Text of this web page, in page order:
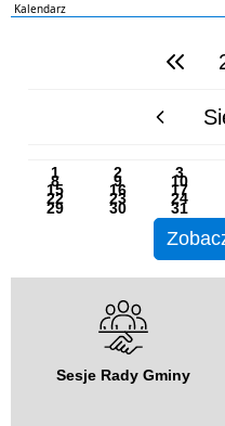
Kalendarz
poprzedni
poprzedni
1 2 3
8 9 10
15 16 17
22 23 24
29 30 31
Sesje Rady Gminy